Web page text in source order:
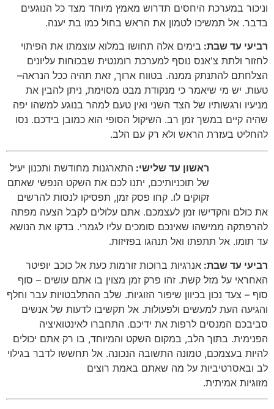
וניכור במערכת היחסים תדרוש מאמץ מיוחד מצד כל הנוגעים
בדבר. אל תמשיכו לטמון את הראש בחול כמו בת יענה.
רביעי עד שבת: בימים אלה תחושו במלוא עוצמתו את הפיתוי
לחזור ולתת צ'אנס נוסף למערכת רומנטית שבכוחות עליונים
הצלחתם להתנתק ממנה. בטווח ארוך, זאת תהיה ככל הנראה–
טעות. יש מי שיאמר כי מנקודת מבט מסוימת, ניתן להבין את
מניעיו ורגשותיו של הצד השני ואין טעם למהר בנוגע למשהו יפה
שהיה קיים במשך זמן רב. השיקול הסופי הוא כמובן בידכם. נסו
להחליט בעזרת הראש ולא רק עם הלב.
ראשון עד שלישי: התארגנות מחודשת ותכנון יעיל
של תוכניותיכם, יתנו לכם את השקט הנפשי שאתם
זקוקים לו. קחו פסק זמן, תפסיקו לנסות להרשים
את כולם והקדישו זמן לעצמכם. אתם עלולים לקבל הצעה מפתה
להרפתקה ממישהו שאינכם סומכים עליו לגמרי. בדקו את הנושא
עד תומו. אל תתפתו ואל תנהגו בפזיזות.
רביעי עד שבת: אנרגיות ברוכות זורמות כעת אל כוכב יופיטר
האחראי על מזל קשת. זהו פרק זמן מצוין בו אתם עושים – סוף
סוף – צעד נכון בכיוון שיפור הזוגיות. שלב ההתלבטויות עבר וחלף
והגיעה העת למעשים ולפעולות. אל תקשיבו לדעות של אנשים
סביבכם המנסים לרפות את ידיכם. התחברו לאינטואיציה
הפנימית. בתוך הלב, במקום השקט והמיוחד, בו רק אתם יכולים
להיות בעצמכם, טמונה התשובה הנכונה. אל תחששו לדבר בגילוי
לב ובאסרטיביות על מה שאתם באמת רוצים
מזוגיות אמיתית.